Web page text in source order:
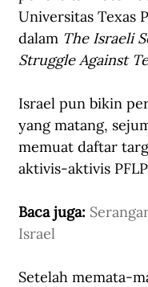
Universitas Texas
dalam The Israeli
Struggle Against
Israel pun bikin
yang matang,
memuat daftar
aktivis-aktivis
Baca juga:
Israel
Setelah memata-